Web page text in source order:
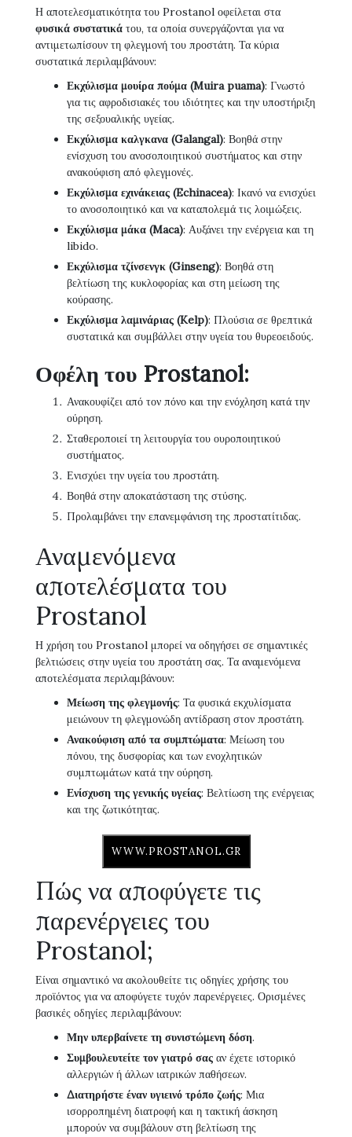
Η αποτελεσματικότητα του Prostanol οφείλεται στα
φυσικά συστατικά του, τα οποία συνεργάζονται για να
αντιμετωπίσουν τη φλεγμονή του προστάτη. Τα κύρια
συστατικά περιλαμβάνουν:
Εκχύλισμα μουίρα πούμα (Muira puama): Γνωστό
για τις αφροδισιακές του ιδιότητες και την υποστήριξη
της σεξουαλικής υγείας.
Εκχύλισμα καλγκανα (Galangal): Βοηθά στην
ενίσχυση του ανοσοποιητικού συστήματος και στην
ανακούφιση από φλεγμονές.
Εκχύλισμα εχινάκειας (Echinacea): Ικανό να ενισχύει
το ανοσοποιητικό και να καταπολεμά τις λοιμώξεις.
Εκχύλισμα μάκα (Maca): Αυξάνει την ενέργεια και τη
libido.
Εκχύλισμα τζίνσενγκ (Ginseng): Βοηθά στη
βελτίωση της κυκλοφορίας και στη μείωση της
κούρασης.
Εκχύλισμα λαμινάριας (Kelp): Πλούσια σε θρεπτικά
συστατικά και συμβάλλει στην υγεία του θυρεοειδούς.
Οφέλη του Prostanol:
Ανακουφίζει από τον πόνο και την ενόχληση κατά την
ούρηση.
Σταθεροποιεί τη λειτουργία του ουροποιητικού
συστήματος.
Ενισχύει την υγεία του προστάτη.
Βοηθά στην αποκατάσταση της στύσης.
Προλαμβάνει την επανεμφάνιση της προστατίτιδας.
Αναμενόμενα
αποτελέσματα του
Prostanol
Η χρήση του Prostanol μπορεί να οδηγήσει σε σημαντικές
βελτιώσεις στην υγεία του προστάτη σας. Τα αναμενόμενα
αποτελέσματα περιλαμβάνουν:
Μείωση της φλεγμονής: Τα φυσικά εκχυλίσματα
μειώνουν τη φλεγμονώδη αντίδραση στον προστάτη.
Ανακούφιση από τα συμπτώματα: Μείωση του
πόνου, της δυσφορίας και των ενοχλητικών
συμπτωμάτων κατά την ούρηση.
Ενίσχυση της γενικής υγείας: Βελτίωση της ενέργειας
και της ζωτικότητας.
WWW.PROSTANOL.GR
Πώς να αποφύγετε τις
παρενέργειες του
Prostanol;
Είναι σημαντικό να ακολουθείτε τις οδηγίες χρήσης του
προϊόντος για να αποφύγετε τυχόν παρενέργειες. Ορισμένες
βασικές οδηγίες περιλαμβάνουν:
Μην υπερβαίνετε τη συνιστώμενη δόση.
Συμβουλευτείτε τον γιατρό σας αν έχετε ιστορικό
αλλεργιών ή άλλων ιατρικών παθήσεων.
Διατηρήστε έναν υγιεινό τρόπο ζωής: Μια
ισορροπημένη διατροφή και η τακτική άσκηση
μπορούν να συμβάλουν στη βελτίωση της